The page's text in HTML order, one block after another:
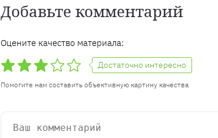
Добавьте комментарий
Оцените качество материала:
Достаточно интересно
Помогите нам составить объективную картину качества